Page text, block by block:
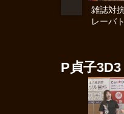
雑誌対
レーバ
P貞子3D3